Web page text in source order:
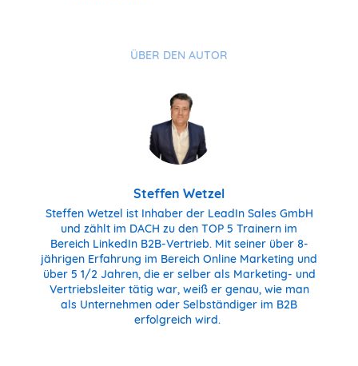
ÜBER DEN AUTOR
Steffen Wetzel
Steffen Wetzel ist Inhaber der LeadIn Sales GmbH
und zählt im DACH zu den TOP 5 Trainern im
Bereich LinkedIn B2B-Vertrieb. Mit seiner über 8-
jährigen Erfahrung im Bereich Online Marketing und
über 5 1/2 Jahren, die er selber als Marketing- und
Vertriebsleiter tätig war, weiß er genau, wie man
als Unternehmen oder Selbständiger im B2B
erfolgreich wird.